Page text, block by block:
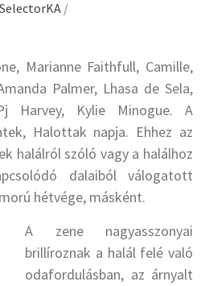
/
Marianne Faithfull, Camille,
Palmer, Lhasa de Sela,
Harvey, Kylie Minogue. A
Halottak napja. Ehhez az
halálról szóló vagy a halálhoz
dalaiból válogatott
hétvége, másként.
A zene nagyasszonyai
brillíroznak a halál felé való
odafordulásban, az árnyalt